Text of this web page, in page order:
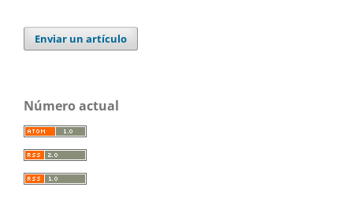
Enviar un artículo
Número actual